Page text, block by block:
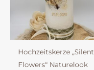
Hochzeitskerze „Silent
Flowers“ Naturelook